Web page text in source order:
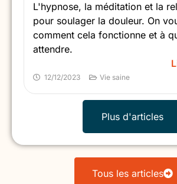
L'hypnose, la méditation et la
pour soulager la douleur. On
comment cela fonctionne et à
attendre.
12/12/2023 Vie saine
Plus d'articles
Tous les articles